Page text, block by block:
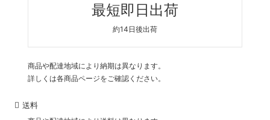
最短即日出荷
約14日後出荷
商品や配達地域により納期は異なります。
詳しくは各商品ページをご確認ください。
送料